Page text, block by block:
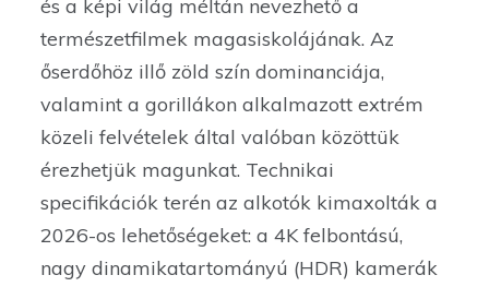
és a képi világ méltán nevezhető a
természetfilmek magasiskolájának. Az
őserdőhöz illő zöld szín dominanciája,
valamint a gorillákon alkalmazott extrém
közeli felvételek által valóban közöttük
érezhetjük magunkat. Technikai
specifikációk terén az alkotók kimaxolták a
2026-os lehetőségeket: a 4K felbontású,
nagy dinamikatartományú (HDR) kamerák